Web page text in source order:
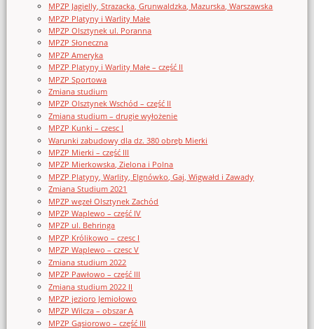
MPZP Jagielly, Strazacka, Grunwaldzka, Mazurska, Warszawska
MPZP Platyny i Warlity Małe
MPZP Olsztynek ul. Poranna
MPZP Słoneczna
MPZP Ameryka
MPZP Platyny i Warlity Małe – część II
MPZP Sportowa
Zmiana studium
MPZP Olsztynek Wschód – część II
Zmiana studium – drugie wyłożenie
MPZP Kunki – czesc I
Warunki zabudowy dla dz. 380 obręb Mierki
MPZP Mierki – część III
MPZP Mierkowska, Zielona i Polna
MPZP Platyny, Warlity, Elgnówko, Gaj, Wigwałd i Zawady
Zmiana Studium 2021
MPZP węzeł Olsztynek Zachód
MPZP Waplewo – część IV
MPZP ul. Behringa
MPZP Królikowo – czesc I
MPZP Waplewo – czesc V
Zmiana studium 2022
MPZP Pawłowo – część III
Zmiana studium 2022 II
MPZP jezioro Jemiołowo
MPZP Wilcza – obszar A
MPZP Gąsiorowo – część III